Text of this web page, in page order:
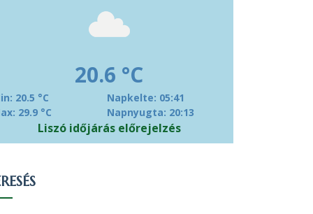
20.6 °C
20.5 °C
29.9 °C
Napkelte: 05:41
Napnyugta: 20:13
Liszó időjárás előrejelzés